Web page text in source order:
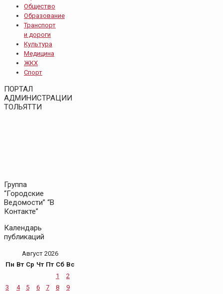
Общество
Образование
Транспорт
и дороги
Культура
Медицина
ЖКХ
Спорт
ПОРТАЛ
АДМИНИСТРАЦИИ
ТОЛЬЯТТИ
Группа
“Городские
Ведомости” “В
Контакте”
Календарь
публикаций
Август 2026
Пн Вт Ср Чт Пт Сб Вс
1
2
3
4 5 6 7 8
9